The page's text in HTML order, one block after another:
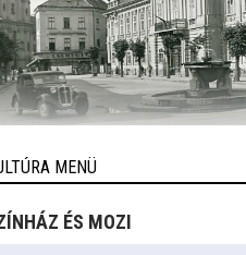
MENÜ
ÉS MOZI